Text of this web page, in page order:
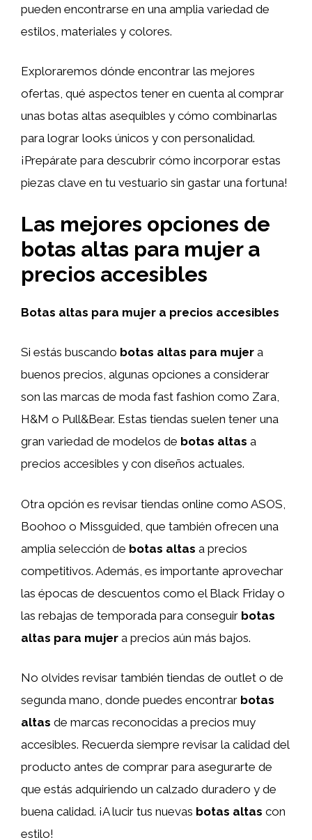
pueden encontrarse en una amplia variedad de
estilos, materiales y colores.
Exploraremos dónde encontrar las mejores
ofertas, qué aspectos tener en cuenta al comprar
unas botas altas asequibles y cómo combinarlas
para lograr looks únicos y con personalidad.
¡Prepárate para descubrir cómo incorporar estas
piezas clave en tu vestuario sin gastar una fortuna!
Las mejores opciones de
botas altas para mujer a
precios accesibles
Botas altas para mujer a precios accesibles
Si estás buscando botas altas para mujer a
buenos precios, algunas opciones a considerar
son las marcas de moda fast fashion como Zara,
H&M o Pull&Bear. Estas tiendas suelen tener una
gran variedad de modelos de botas altas a
precios accesibles y con diseños actuales.
Otra opción es revisar tiendas online como ASOS,
Boohoo o Missguided, que también ofrecen una
amplia selección de botas altas a precios
competitivos. Además, es importante aprovechar
las épocas de descuentos como el Black Friday o
las rebajas de temporada para conseguir botas
altas para mujer a precios aún más bajos.
No olvides revisar también tiendas de outlet o de
segunda mano, donde puedes encontrar botas
altas de marcas reconocidas a precios muy
accesibles. Recuerda siempre revisar la calidad del
producto antes de comprar para asegurarte de
que estás adquiriendo un calzado duradero y de
buena calidad. ¡A lucir tus nuevas botas altas con
estilo!